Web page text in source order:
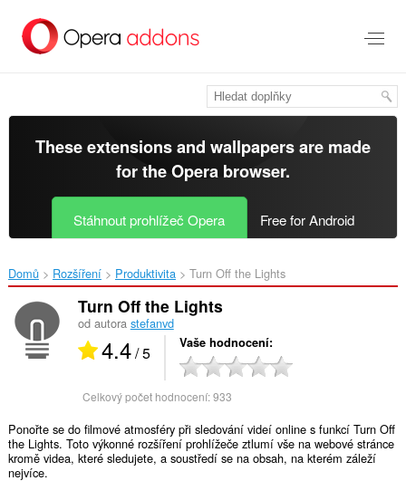
přímo
These extensions and wallpapers are made
for theOpera browser.
Stáhnout prohlížeč Opera Free for Android
Domů Rozšíření Produktivita Turn Off the Lights‎
Turn Off the Lights
od autora stefanvd
4.4/ 5 Vaše hodnocení
Celkový počet hodnocení:933
Ponořte se do filmové atmosféry při sledování videí online s funkcí Turn Off
the Lights. Toto výkonné rozšíření prohlížeče ztlumí vše na webové stránce
kromě videa, které sledujete, a soustředí se na obsah, na kterém záleží
nejvíce.